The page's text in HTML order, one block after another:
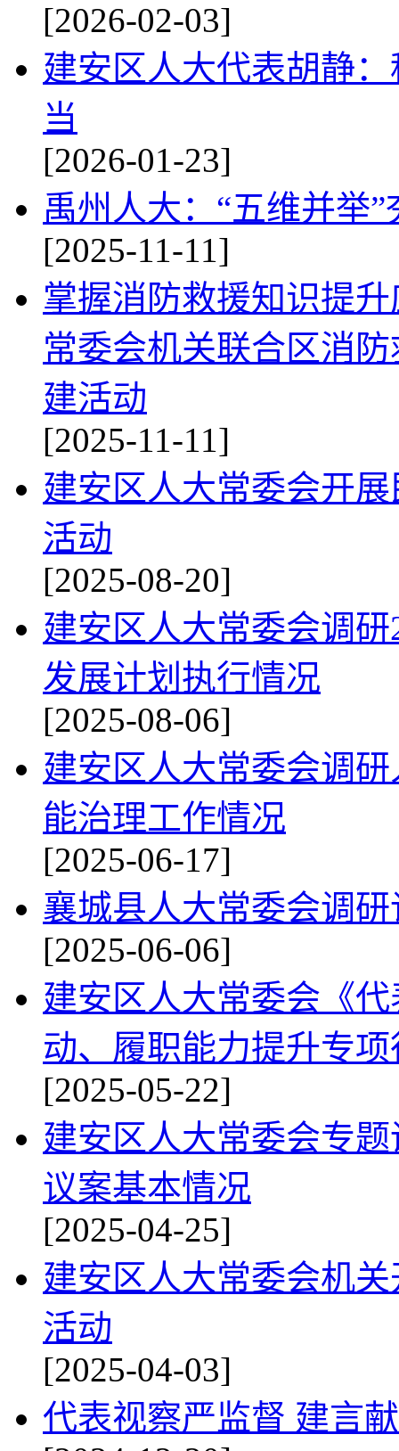
[2026-02-03]
建安区人大代表胡静
当
[2026-01-23]
禹州人大：“五维并举
[2025-11-11]
掌握消防救援知识提
常委会机关联合区消
建活动
[2025-11-11]
建安区人大常委会开
活动
[2025-08-20]
建安区人大常委会调
发展计划执行情况
[2025-08-06]
建安区人大常委会调
能治理工作情况
[2025-06-17]
襄城县人大常委会调
[2025-06-06]
建安区人大常委会《
动、履职能力提升专
[2025-05-22]
建安区人大常委会专
议案基本情况
[2025-04-25]
建安区人大常委会机
活动
[2025-04-03]
代表视察严监督 建言